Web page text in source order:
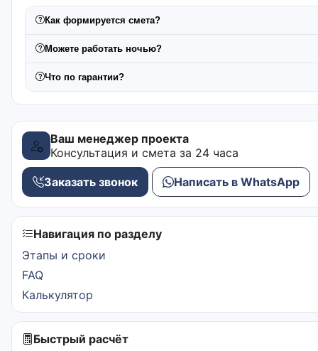
Как формируется смета?
Можете работать ночью?
Что по гарантии?
Ваш менеджер проекта
Консультация и смета за 24 часа
Заказать звонок Написать в WhatsApp
Навигация по разделу
Этапы и сроки
FAQ
Калькулятор
Быстрый расчёт